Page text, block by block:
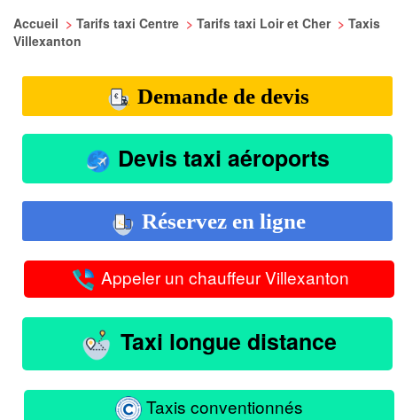
Accueil > Tarifs taxi Centre > Tarifs taxi Loir et Cher > Taxis
Villexanton
Demande de devis
Devis taxi aéroports
Réservez en ligne
Appeler un chauffeur Villexanton
Taxi longue distance
Taxis conventionnés